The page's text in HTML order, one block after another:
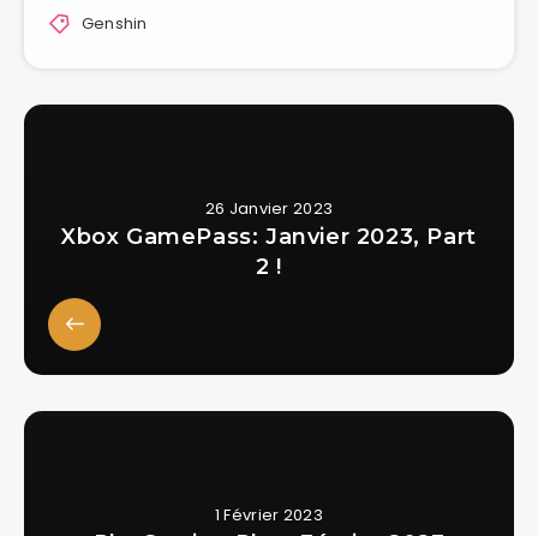
Genshin
26 Janvier 2023
Xbox GamePass: Janvier 2023, Part
2 !
1 Février 2023